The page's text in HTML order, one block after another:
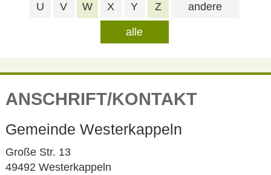
alle
U V W X Y Z andere
ANSCHRIFT/KONTAKT
Gemeinde Westerkappeln
Große Str. 13
49492 Westerkappeln